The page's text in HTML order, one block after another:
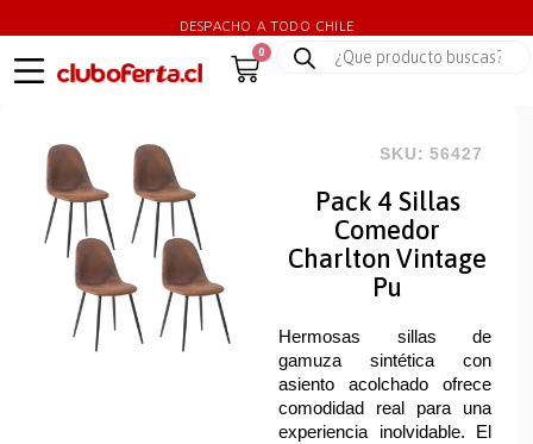
DESPACHO A TODO CHILE
0
SKU: 56427
Pack 4 Sillas
Comedor
Charlton Vintage
Pu
Hermosas sillas de
gamuza sintética con
asiento acolchado ofrece
comodidad real para una
experiencia inolvidable. El